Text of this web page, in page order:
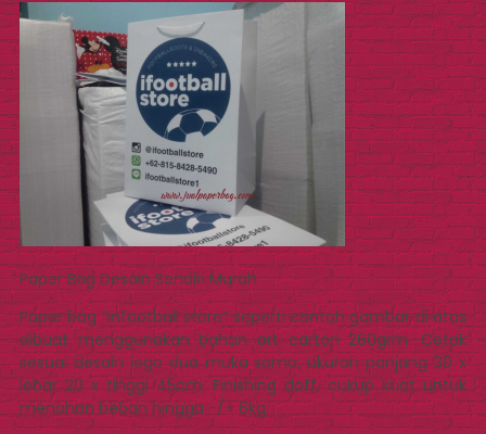
Paper Bag Desain Sendiri Murah
Paper bag “infootball store” seperti contoh gambar di atas
dibuat menggunakan bahan art carton 260grm. Cetak
sesuai desain logo dua muka sama, ukuran panjang 30 x
lebar 20 x tinggi 45cm. Finishing doff, cukup kuat untuk
menahan beban hingga -/+ 6kg.